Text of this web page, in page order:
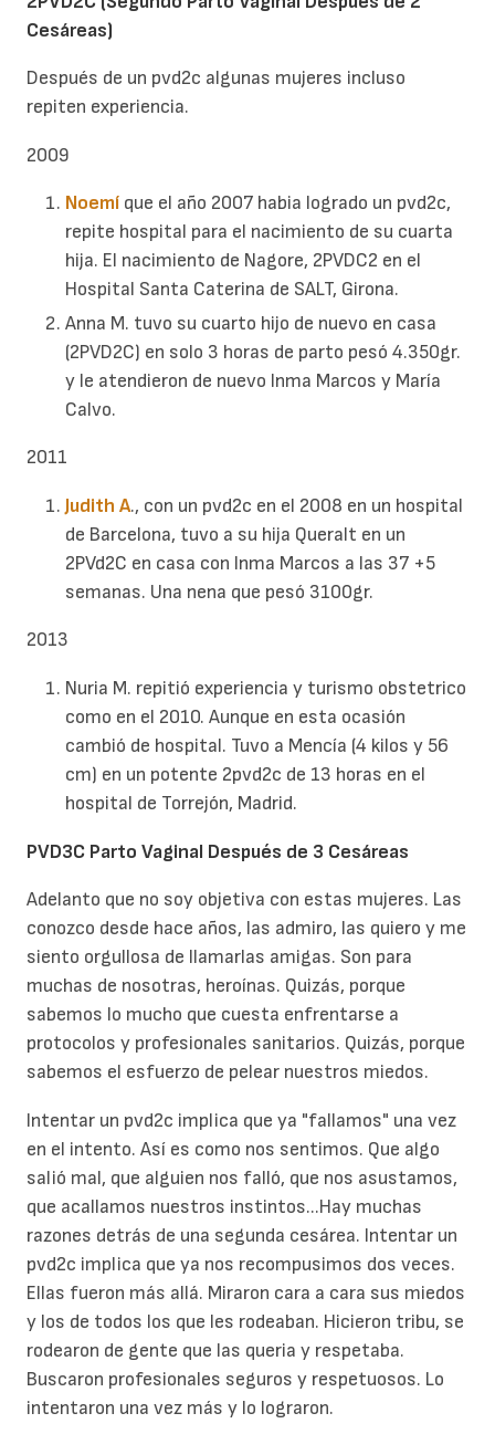
Cesáreas)
Después de un pvd2c algunas mujeres incluso
repiten experiencia.
2009
Noemí que el año 2007 habia logrado un pvd2c,
repite hospital para el nacimiento de su cuarta
hija. El nacimiento de Nagore, 2PVDC2 en el
Hospital Santa Caterina de SALT, Girona.
Anna M. tuvo su cuarto hijo de nuevo en casa
(2PVD2C) en solo 3 horas de parto pesó 4.350gr.
y le atendieron de nuevo Inma Marcos y María
Calvo.
2011
Judith A., con un pvd2c en el 2008 en un hospital
de Barcelona, tuvo a su hija Queralt en un
2PVd2C en casa con Inma Marcos a las 37 +5
semanas. Una nena que pesó 3100gr.
2013
Nuria M. repitió experiencia y turismo obstetrico
como en el 2010. Aunque en esta ocasión
cambió de hospital. Tuvo a Mencía (4 kilos y 56
cm) en un potente 2pvd2c de 13 horas en el
hospital de Torrejón, Madrid.
PVD3C Parto Vaginal Después de 3 Cesáreas
Adelanto que no soy objetiva con estas mujeres. Las
conozco desde hace años, las admiro, las quiero y me
siento orgullosa de llamarlas amigas. Son para
muchas de nosotras, heroínas. Quizás, porque
sabemos lo mucho que cuesta enfrentarse a
protocolos y profesionales sanitarios. Quizás, porque
sabemos el esfuerzo de pelear nuestros miedos.
Intentar un pvd2c implica que ya "fallamos" una vez
en el intento. Así es como nos sentimos. Que algo
salió mal, que alguien nos falló, que nos asustamos,
que acallamos nuestros instintos...Hay muchas
razones detrás de una segunda cesárea. Intentar un
pvd2c implica que ya nos recompusimos dos veces.
Ellas fueron más allá. Miraron cara a cara sus miedos
y los de todos los que les rodeaban. Hicieron tribu, se
rodearon de gente que las queria y respetaba.
Buscaron profesionales seguros y respetuosos. Lo
intentaron una vez más y lo lograron.